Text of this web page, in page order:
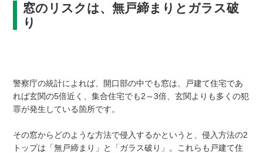
窓のリスクは、無戸締まりとガラス破
り
警察庁の統計によれば、開口部の中でも窓は、戸建て住宅であ
れば玄関の5倍近く、集合住宅でも2～3倍、玄関よりも多くの犯
罪が発生している箇所です。
その窓からどのような方法で侵入するかというと、侵入方法の2
トップは「無戸締まり」と「ガラス破り」。これらも戸建て住